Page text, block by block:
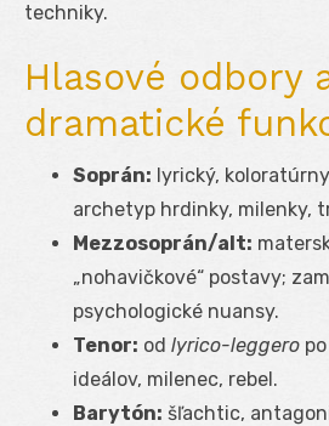
techniky.
Hlasové odbory
dramatické
Soprán: lyrický,
archetyp hrdinky, milenky,
Mezzosoprán/alt:
„nohavičkové“ postavy;
psychologické nuansy.
Tenor: od lyrico-leggero
ideálov, milenec, rebel.
Barytón: šľachtic,